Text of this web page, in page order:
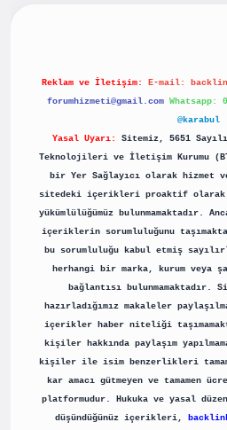
Reklam ve İletişim: E-mail:
forumhizmeti@gmail.com Whatsapp:
@karabul
Yasal Uyarı:
Sitemiz, 5651
Teknolojileri ve İletişim Kurumu
bir Yer Sağlayıcı olarak hizmet
sitedeki içerikleri proaktif olarak
yükümlülüğümüz bulunmamaktadır.
içeriklerin sorumluluğunu
bu sorumluluğu kabul etmiş
herhangi bir marka, kurum
bağlantısı bulunmamaktadır.
hazırladığımız makaleler
içerikler haber niteliği
kişiler hakkında paylaşım
kişiler ile isim benzerlikleri
kar amacı gütmeyen ve tamamen
platformudur. Hukuka ve yasal
düşündüğünüz içerikleri,